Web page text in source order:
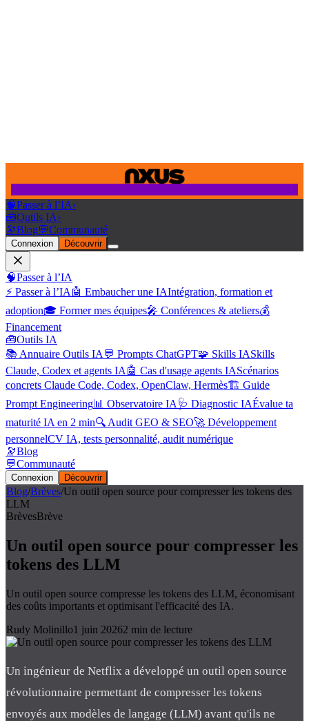
🧠Passer à l’IA›
🧰Outils IA›
🔭Blog💬Communauté
Connexion Découvrir
🧠Passer à l’IA
⚡ Passer à l’IA 🤖 Embaucher une IAIntégration, formation et
adoption🎓 Former mes équipes🎤 Conférences & ateliers💰
Financement
🧰Outils IA
📚 Annuaire Outils IA 💬 Prompts ChatGPT🧩 Skills IASkills
Claude, Codex et agents IA 🤖 Cas d'usage agents IAScénarios
concrets Claude Code, Codex, OpenClaw, Hermès🏗️ Guide
Prompt Engineering📊 Observatoire IA 🩺 Diagnostic IAÉvalue ta
maturité IA en 2 min🔍 Audit GEO & SEO🚀 Développement
personnelCV IA, tests personnalité, audit numérique
🔭Blog
💬Communauté
Connexion Découvrir
Blog/Brèves/Un outil open source pour compresser les tokens des
LLM
BrèvesBrève
Un outil open source pour compresser les
tokens des LLM
Un outil open source compresse les tokens des LLM, économisant
des coûts importants et optimisant l'efficacité des IA.
Rudy Molinillo1 juin 20262 min de lecture
Un ingénieur de Netflix a développé un outil open source
révolutionnaire permettant de compresser les tokens
envoyés aux modèles de langage (LLM) avant qu'ils ne